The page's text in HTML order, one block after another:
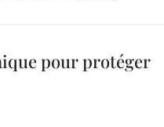
pour protéger